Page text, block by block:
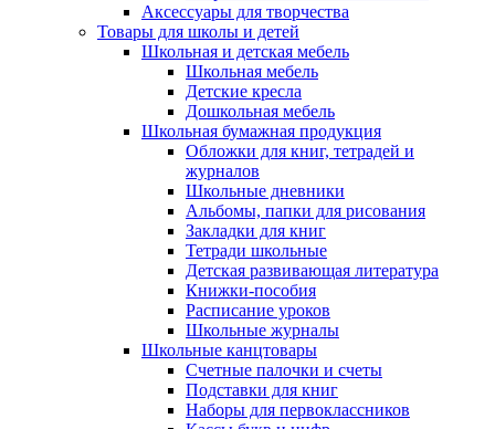
Аксессуары для творчества
Товары для школы и детей
Школьная и детская мебель
Школьная мебель
Детские кресла
Дошкольная мебель
Школьная бумажная продукция
Обложки для книг, тетрадей и
журналов
Школьные дневники
Альбомы, папки для рисования
Закладки для книг
Тетради школьные
Детская развивающая литература
Книжки-пособия
Расписание уроков
Школьные журналы
Школьные канцтовары
Счетные палочки и счеты
Подставки для книг
Наборы для первоклассников